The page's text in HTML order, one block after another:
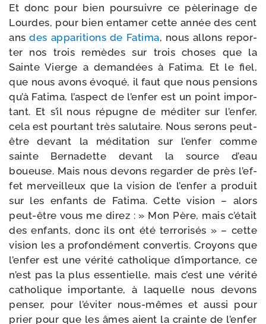
Et donc pour bien pour­suivre ce pèle­ri­nage de
Lourdes, pour bien enta­mer cette année des cent
ansdes appa­ri­tions de Fatima, nous allons repor­
ter nos trois remèdes sur trois choses que la
Sainte Vierge a deman­dées à Fatima. Et le fiel,
que nous avons évo­qué, il faut que nous pen­sions
qu’à Fatima, l’as­pect de l’en­fer est un point impor­
tant. Et s’il nous répugne de médi­ter sur l’en­fer,
cela est pour­tant très salu­taire. Nous serons peut-​
être devant la médi­ta­tion sur l’en­fer comme
sainte Bernadette devant la source d’eau
boueuse. Mais nous devons regar­der de près l’ef­
fet mer­veilleux que la vision de l’en­fer a pro­duit
sur les enfants de Fatima. Cette vision – alors
peut-​être vous me direz : » Mon Père, mais c’é­tait
des enfants, donc ils ont été ter­ro­ri­sés » – cette
vision les a pro­fon­dé­ment conver­tis. Croyons que
l’en­fer est une véri­té catho­lique d’im­por­tance, ce
n’est pas la plus essen­tielle, mais c’est une véri­té
catho­lique impor­tante, à laquelle nous devons
pen­ser, pour l’é­vi­ter nous-​mêmes et aus­si pour
prier pour que les âmes aient la crainte de l’en­fer